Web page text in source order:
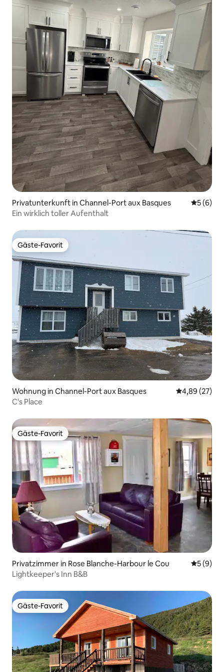
Privatunterkunft in Channel-Port aux Basques
5 (6)
Ein wirklich toller Aufenthalt
Gäste-Favorit
Gäste-Favorit
Wohnung in Channel-Port aux Basques
4,89 (27)
C's Place
Gäste-Favorit
Gäste-Favorit
Privatzimmer in Rose Blanche-Harbour le Cou
5 (9)
Lightkeeper's Inn B&B
Gäste-Favorit
Gäste-Favorit